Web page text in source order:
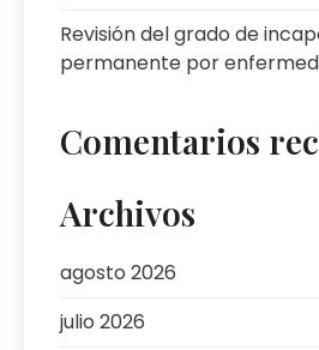
Revisión del grado de
permanente por
Comentarios
Archivos
agosto 2026
julio 2026